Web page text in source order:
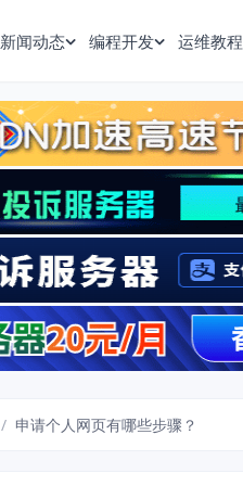
新闻动态 编程开发 运维教程
/ 申请个人网页有哪些步骤？